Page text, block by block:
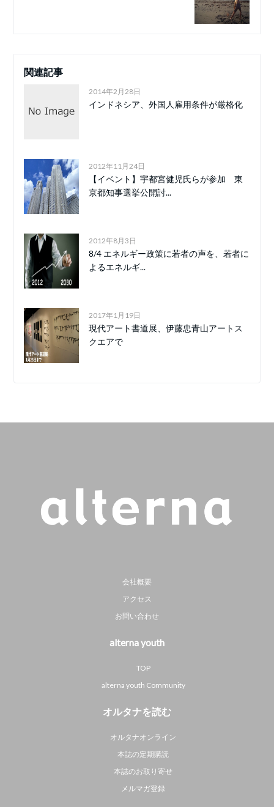
関連記事
2014年2月28日
インドネシア、外国人雇用条件が厳格化
2012年11月24日
【イベント】宇都宮健児氏らが参加 東
京都知事選挙公開討...
2012年8月3日
8/4 エネルギー政策に若者の声を、若者に
よるエネルギ...
2017年1月19日
現代アート書道展、伊藤忠青山アートス
クエアで
会社概要
アクセス
お問い合わせ
alterna youth
TOP
alterna youth Community
オルタナを読む
オルタナオンライン
本誌の定期購読
本誌のお取り寄せ
メルマガ登録